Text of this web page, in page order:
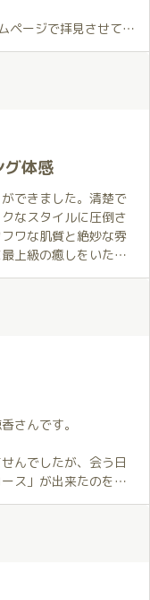
ホスピタリティが非
す。
は何事にも代えがた
みにしています。
ページで拝見させてい
した。実際にお会い
美しさ然り、スタイ
さとても素晴らしか
ッ〇イを堪能させて
レもしてもらい、い
常に興奮してしま
させていただき、穂
も大満足でした。
穂香さんの動きが天
マ〇トの上でも騎〇
ても容姿が最高で、
のをいただき大満足
いと思います！四国
ホントに大満足でし
グ体感
できました。清楚で
なスタイルに圧倒さ
ワな肌質と絶妙な雰
上級の癒しをいただ
で雰囲気を楽しみた
のようなことを好む
り、客室は宮殿のよ
れていて、この空間
ます。この機会をまた
さんです。
んでしたが、会う日
ス」が出来たのを知
した。
て変わって「バニー
は良い意味で自分の